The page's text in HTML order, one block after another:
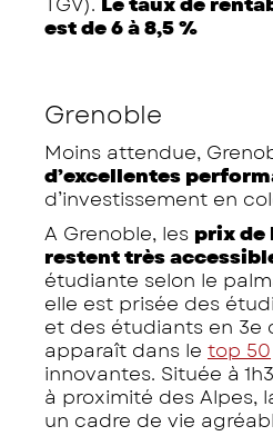
est de 6 à 8,5 %
Grenoble
Moins attendue,
d’excellentes
d’investissement en
A Grenoble, les prix de
restent très
étudiante selon le
elle est prisée des
et des étudiants en 3e
apparaît dans le top 50
innovantes. Située à
à proximité des Alpes,
un cadre de vie